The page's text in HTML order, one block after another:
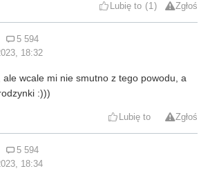
Lubię to 1 Zgłoś
5 594
18:32
wcale mi nie smutno z tego powodu, a
:)))
Lubię to Zgłoś
5 594
18:34